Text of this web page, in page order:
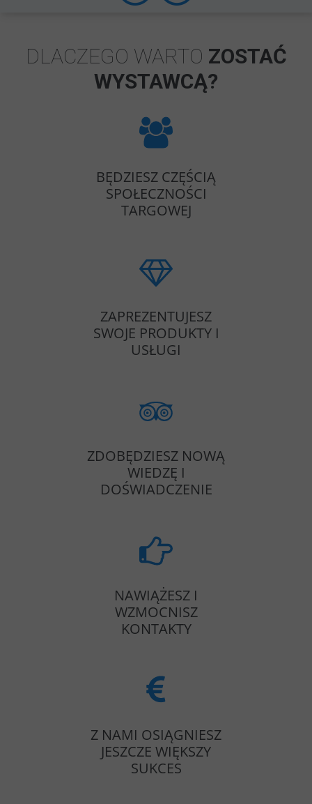
DLACZEGO WARTO ZOSTAĆ
WYSTAWCĄ?
BĘDZIESZ CZĘŚCIĄ
SPOŁECZNOŚCI
TARGOWEJ
ZAPREZENTUJESZ
SWOJE PRODUKTY I
USŁUGI
ZDOBĘDZIESZ NOWĄ
WIEDZĘ I
DOŚWIADCZENIE
NAWIĄŻESZ I
WZMOCNISZ
KONTAKTY
Z NAMI OSIĄGNIESZ
JESZCZE WIĘKSZY
SUKCES